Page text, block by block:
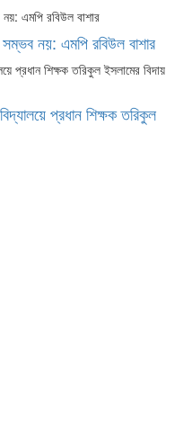
নয়: এমপি রবিউল বাশার
প্রধান শিক্ষক তরিকুল